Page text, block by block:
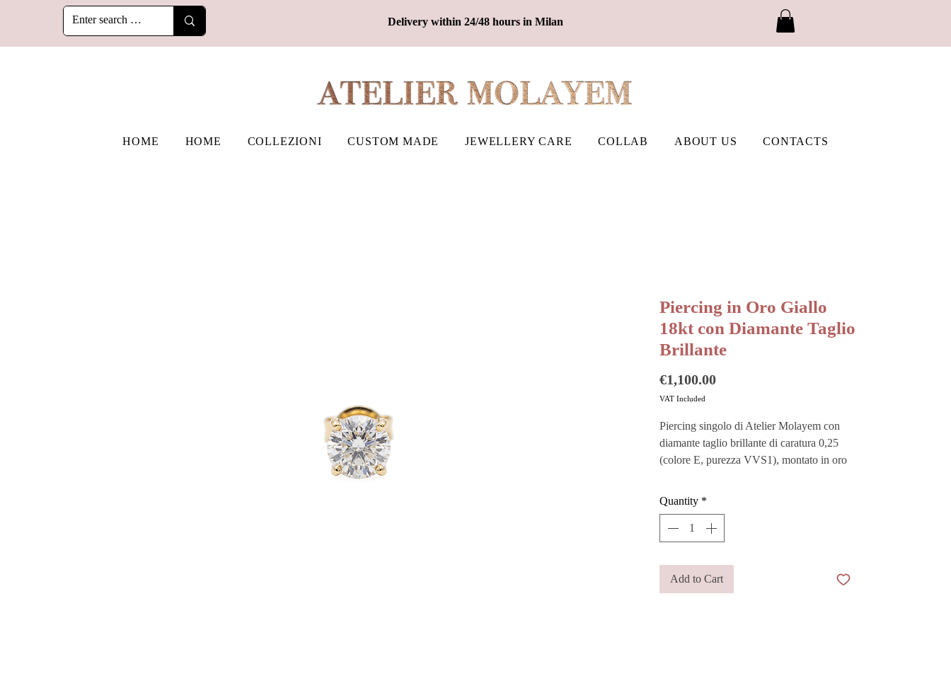
Delivery within 24/48 hours in Milan
HOME HOME COLLEZIONI CUSTOM MADE JEWELLERY CARE COLLAB ABOUT US CONTACTS
Piercing in Oro Giallo
18kt con Diamante Taglio
Brillante
€1,100.00Price
VAT Included
Piercing singolo di Atelier Molayem con
diamante taglio brillante di caratura 0,25
(colore E, purezza VVS1), montato in oro
Da indossare come primo buco o nei buchi
laterali, si distingue anche da solo per la sua
eleganza discreta. Essenziale e luminoso,
dona un punto luce raffinato e
contemporaneo.
Quantity *
Add to Cart